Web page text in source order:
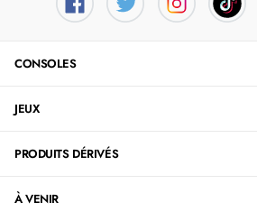
CONSOLES
JEUX
PRODUITS DÉRIVÉS
À VENIR